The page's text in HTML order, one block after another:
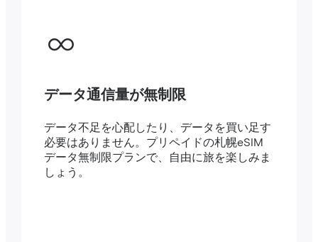
データ通信量が無制限
データ不足を心配したり、データを買い足す
必要はありません。プリペイドの札幌eSIM
データ無制限プランで、自由に旅を楽しみま
しょう。